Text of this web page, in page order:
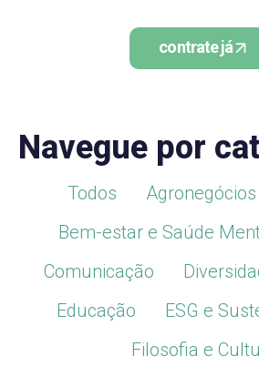
contrate já
Navegue por
Todos Agronegócios
Bem-estar e Saúde
Comunicação
Educação
ESG e
Filosofia e